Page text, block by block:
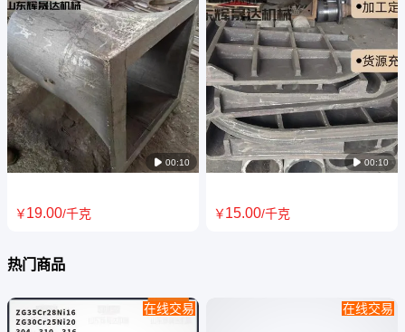
ZG8Cr26Ni4Mn3NRe 精密铸造
锅炉风帽 耐高温高压环境 高性
能产品
 00:10
￥19.00/千克
加热炉 热处理炉Cr28Ni48W5
炉底辊 辐射管 需要同时耐高温
和物料磨损
 00:10
￥15.00/千克
热门商品
在线交易 在线交易